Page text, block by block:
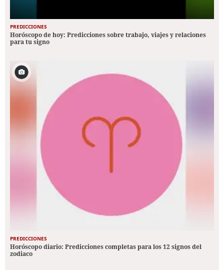
PREDICCIONES
Horóscopo de hoy: Predicciones sobre trabajo, viajes y relaciones
para tu signo
PREDICCIONES
Horóscopo diario: Predicciones completas para los 12 signos del
zodiaco